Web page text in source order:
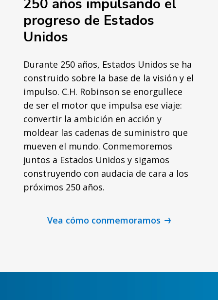
250 años impulsando el
progreso de Estados
Unidos
Durante 250 años, Estados Unidos se ha
construido sobre la base de la visión y el
impulso. C.H. Robinson se enorgullece
de ser el motor que impulsa ese viaje:
convertir la ambición en acción y
moldear las cadenas de suministro que
mueven el mundo. Conmemoremos
juntos a Estados Unidos y sigamos
construyendo con audacia de cara a los
próximos 250 años.
Vea cómo conmemoramos